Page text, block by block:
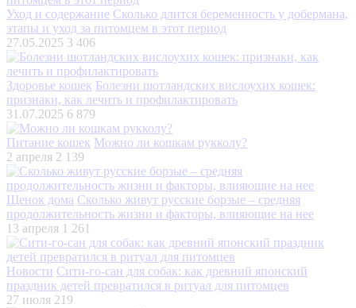
Уход и содержание Сколько длится беременность у добермана,
этапы и уход за питомцем в этот период
27.05.2025 3 406
Здоровье кошек Болезни шотландских вислоухих кошек:
признаки, как лечить и профилактировать
31.07.2025 6 879
Питание кошек Можно ли кошкам рукколу?
2 апреля 2 139
Щенок дома Сколько живут русские борзые – средняя
продолжительность жизни и факторы, влияющие на нее
13 апреля 1 261
Новости Сити-го-сан для собак: как древний японский
праздник детей превратился в ритуал для питомцев
27 июля 219